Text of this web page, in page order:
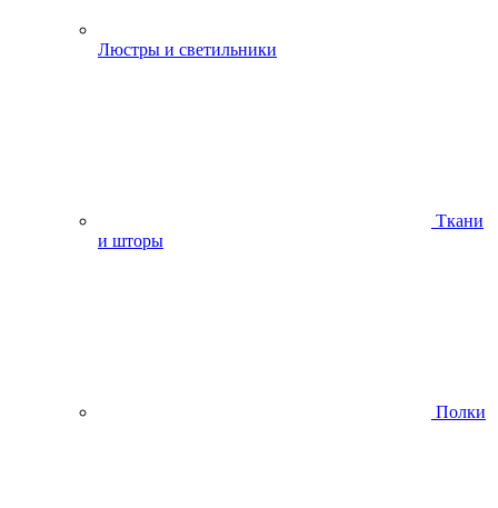
Люстры и светильники
Ткани
и шторы
Полки